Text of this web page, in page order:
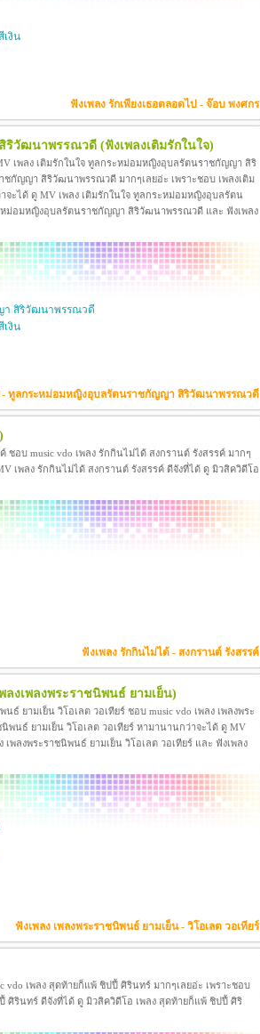
งิน
ฟังเพลง รักเพียงเธอตลอดไป - จ๊อบ พงศกร
สิริวัฒนาพรรณวดี (ฟังเพลงเติมรักในใจ)
เพลง เติมรักในใจ ทูลกระหม่อมหญิงอุบลรัตนราชกัญญา สิริ
กัญญา สิริวัฒนาพรรณวดี มากๆเลยอ่ะ เพราะชอบ เพลงเติม
ได้ ดู MV เพลง เติมรักในใจ ทูลกระหม่อมหญิงอุบลรัตน
ม่อมหญิงอุบลรัตนราชกัญญา สิริวัฒนาพรรณวดี และ ฟังเพลง
า สิริวัฒนาพรรณวดี
งิน
- ทูลกระหม่อมหญิงอุบลรัตนราชกัญญา สิริวัฒนาพรรณวดี
ชอบ music vdo เพลง รักกินไม่ได้ สงกรานต์ รังสรรค์ มากๆ
เพลง รักกินไม่ได้ สงกรานต์ รังสรรค์ ดีจังที่ได้ ดู มิวสิควิดีโอ
ฟังเพลง รักกินไม่ได้ - สงกรานต์ รังสรรค์
ลงเพลงพระราชนิพนธ์ ยามเย็น)
ธ์ ยามเย็น วิโอเลต วอเทียร์ ชอบ music vdo เพลง เพลงพระ
พนธ์ ยามเย็น วิโอเลต วอเทียร์ หามานานกว่าจะได้ ดู MV
พลงพระราชนิพนธ์ ยามเย็น วิโอเลต วอเทียร์ และ ฟังเพลง
ฟังเพลง เพลงพระราชนิพนธ์ ยามเย็น - วิโอเลต วอเทียร์
เพลง สุดท้ายก็แพ้ ชิปปี้ ศิรินทร์ มากๆเลยอ่ะ เพราะชอบ
ศิรินทร์ ดีจังที่ได้ ดู มิวสิควิดีโอ เพลง สุดท้ายก็แพ้ ชิปปี้ ศิริ